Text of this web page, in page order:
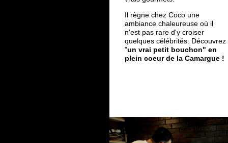
Il règne chez Coco une
ambiance chaleureuse où il
n'est pas rare d'y croiser
quelques célébrités. Découvrez
"un vrai petit bouchon" en
plein coeur de la Camargue !